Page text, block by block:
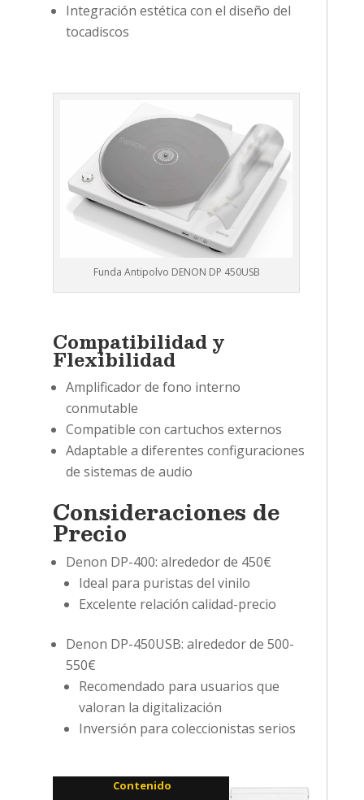
Integración estética con el diseño del
tocadiscos
Funda Antipolvo DENON DP 450USB
Compatibilidad y
Flexibilidad
Amplificador de fono interno
conmutable
Compatible con cartuchos externos
Adaptable a diferentes configuraciones
de sistemas de audio
Consideraciones de
Precio
Denon DP-400: alrededor de 450€
Ideal para puristas del vinilo
Excelente relación calidad-precio
Denon DP-450USB: alrededor de 500-
550€
Recomendado para usuarios que
valoran la digitalización
Inversión para coleccionistas serios
Contenido